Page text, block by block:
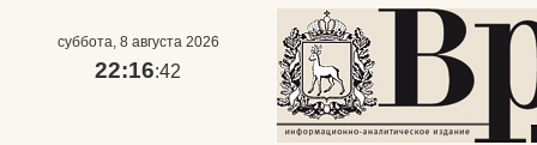
суббота, 8 августа 2026
22:16:43